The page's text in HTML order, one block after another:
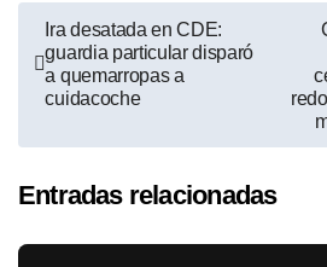
Ira desatada en CDE:
guardia particular disparó
a quemarropas a
cuidacoche
Entradas relacionadas